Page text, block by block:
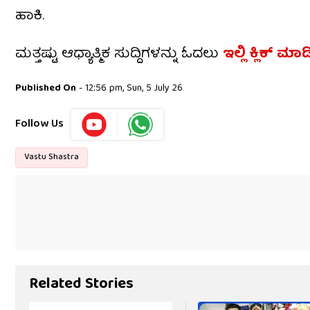
ಹಾಕಿ.
ಮತ್ತಷ್ಟು ಆಧ್ಯಾತ್ಮಿಕ ಸುದ್ದಿಗಳನ್ನು ಓದಲು ಇಲ್ಲಿ ಕ್ಲಿಕ್
Published On - 12:56 pm, Sun, 5 July 26
Follow Us
Vastu Shastra
Related Stories